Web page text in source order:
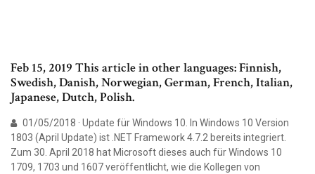
Feb 15, 2019 This article in other languages: Finnish,
Swedish, Danish, Norwegian, German, French, Italian,
Japanese, Dutch, Polish.
01/05/2018 · Update für Windows 10. In Windows 10 Version
1803 (April Update) ist .NET Framework 4.7.2 bereits integriert.
Zum 30. April 2018 hat Microsoft dieses auch für Windows 10
1709, 1703 und 1607 veröffentlicht, wie die Kollegen von